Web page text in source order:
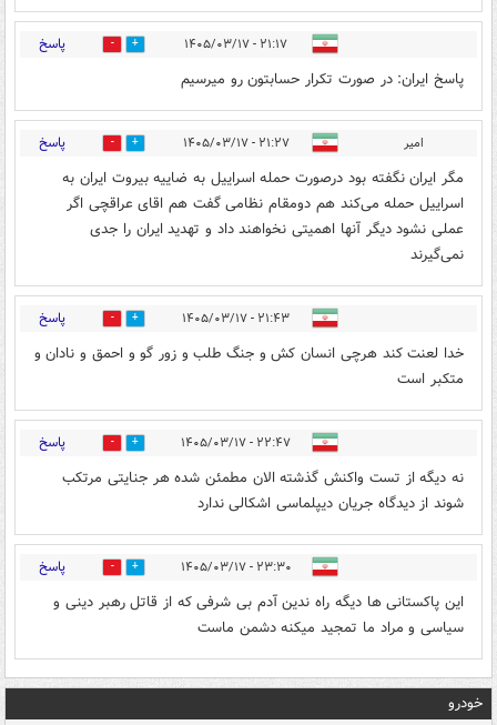
۲۱:۱۷ - ۱۴۰۵/۰۳/۱۷ 0 پاسخ
پاسخ ایران: در صورت تکرار حسابتون رو میرسیم
امیر ۲۱:۲۷ - ۱۴۰۵/۰۳/۱۷ 0 پاسخ
مگر ایران نگفته بود درصورت حمله اسراییل به ضاییه بیروت ایران به
اسراییل حمله می‌کند هم دومقام نظامی گفت هم اقای عراقچی اگر
عملی نشود دیگر آنها اهمیتی نخواهند داد و تهدید ایران را جدی
نمی‌گیرند
۲۱:۴۳ - ۱۴۰۵/۰۳/۱۷ 0 پاسخ
خدا لعنت کند هرچی انسان کش و جنگ طلب و زور گو و احمق و نادان و
متکبر است
۲۲:۴۷ - ۱۴۰۵/۰۳/۱۷ 0 پاسخ
نه دیگه از تست واکنش گذشته الان مطمئن شده هر جنایتی مرتکب
شوند از دیدگاه جریان دیپلماسی اشکالی ندارد
۲۳:۳۰ - ۱۴۰۵/۰۳/۱۷ 0 پاسخ
این پاکستانی ها دیگه راه ندین آدم بی‌ شرفی که از قاتل رهبر دینی و
سیاسی و مراد ما تمجید میکنه دشمن ماست
خودرو